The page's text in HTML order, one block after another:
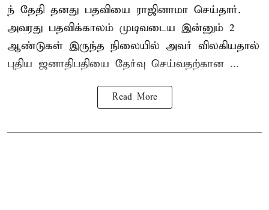
ந் தேதி தனது பதவியை ராஜினாமா செய்தார்.
அவரது பதவிக்காலம் முடிவடைய இன்னும் 2
ஆண்டுகள் இருந்த நிலையில் அவர் விலகியதால்
புதிய ஜனாதிபதியை தேர்வு செய்வதற்கான ...
Read More